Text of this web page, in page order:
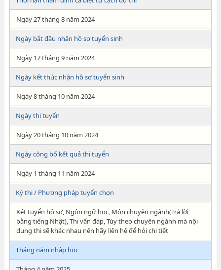
Ngày 27 tháng 8 năm 2024
Ngày bắt đầu nhận hồ sơ tuyển sinh
Ngày 17 tháng 9 năm 2024
Ngày kết thúc nhận hồ sơ tuyển sinh
Ngày 8 tháng 10 năm 2024
Ngày thi tuyển
Ngày 20 tháng 10 năm 2024
Ngày công bố kết quả thi tuyển
Ngày 1 tháng 11 năm 2024
Kỳ thi / Phương pháp tuyển chọn
Xét tuyển hồ sơ, Ngôn ngữ học, Môn chuyên ngành(Trả lời
bằng tiếng Nhật), Thi vấn đáp, Tùy theo chuyên ngành mà nội
dung thi sẽ khác nhau nên hãy liên hệ để hỏi chi tiết
Tháng năm nhập học